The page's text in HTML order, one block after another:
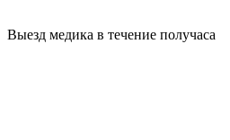
Выезд медика в течение получаса